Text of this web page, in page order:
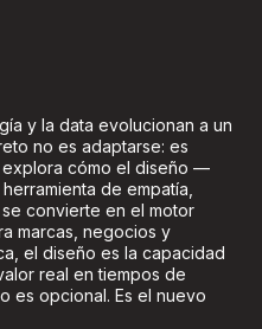
y la data evolucionan a un
no es adaptarse: es
explora cómo el diseño —
de empatía,
convierte en el motor
marcas, negocios y
el diseño es la capacidad
real en tiempos de
es opcional. Es el nuevo